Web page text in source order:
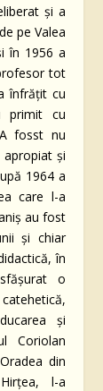
şi a
pe Valea
în 1956 a
tot
înfrăţit cu
primit cu
fosst nu
şi
1964 a
care l-a
au fost
şi chiar
în
o
şi
Coriolan
din
l-a